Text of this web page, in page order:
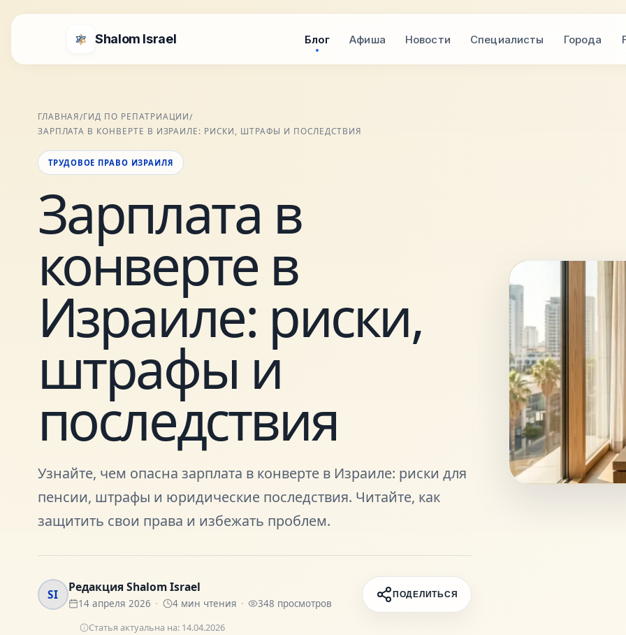
Shalom Israel Блог Афиша Новости Специалисты Города
ГЛАВНАЯ/ГИД ПО РЕПАТРИАЦИИ/
ЗАРПЛАТА В КОНВЕРТЕ В ИЗРАИЛЕ: РИСКИ, ШТРАФЫ И ПОСЛЕДСТВИЯ
ТРУДОВОЕ ПРАВО ИЗРАИЛЯ
Зарплата в
конверте в
Израиле: риски,
штрафы и
последствия
Узнайте, чем опасна зарплата в конверте в Израиле: риски для
пенсии, штрафы и юридические последствия. Читайте, как
защитить свои права и избежать проблем.
SI Редакция Shalom Israel
14 апреля 2026 4мин чтения 348 просмотров
ПОДЕЛИТЬСЯ
Статья актуальна на: 14.04.2026